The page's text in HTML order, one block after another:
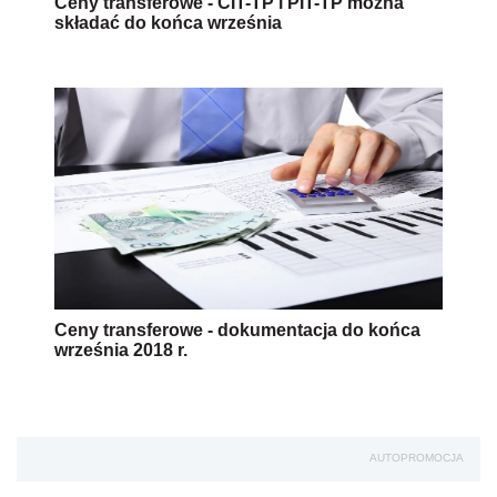
składać do końca września
Ceny transferowe - dokumentacja do końca
września 2018 r.
AUTOPROMOCJA